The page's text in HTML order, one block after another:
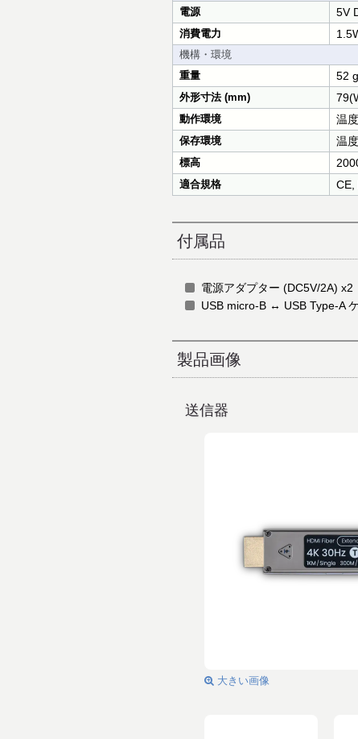
電源
5V
消費電力
機構・環境
重量
52 g
外形寸法 (mm)
動作環境 温
保存環境 温
標高
適合規格 CE,
付属品
電源アダプター (DC5V/2A) x2
USB micro-B ↔ USB Type-A
製品画像
送信器
大きい画像